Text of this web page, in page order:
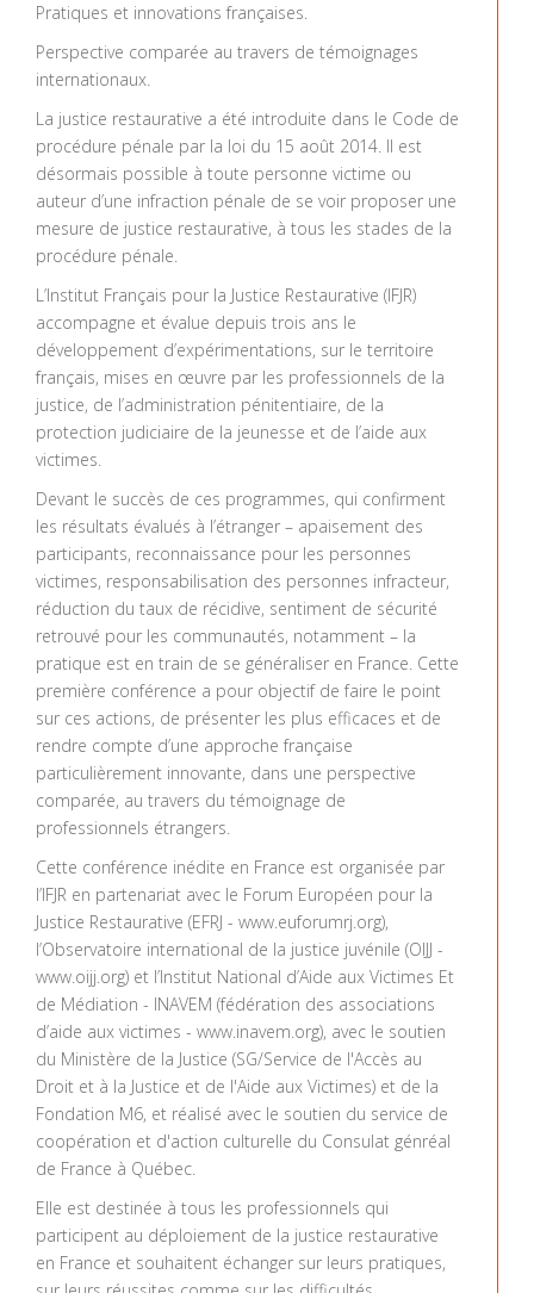
Pratiques et innovations françaises.
Perspective comparée au travers de témoignages
internationaux.
La justice restaurative a été introduite dans le Code de
procédure pénale par la loi du 15 août 2014. Il est
désormais possible à toute personne victime ou
auteur d’une infraction pénale de se voir proposer une
mesure de justice restaurative, à tous les stades de la
procédure pénale.
L’Institut Français pour la Justice Restaurative (IFJR)
accompagne et évalue depuis trois ans le
développement d’expérimentations, sur le territoire
français, mises en œuvre par les professionnels de la
justice, de l’administration pénitentiaire, de la
protection judiciaire de la jeunesse et de l’aide aux
victimes.
Devant le succès de ces programmes, qui confirment
les résultats évalués à l’étranger – apaisement des
participants, reconnaissance pour les personnes
victimes, responsabilisation des personnes infracteur,
réduction du taux de récidive, sentiment de sécurité
retrouvé pour les communautés, notamment – la
pratique est en train de se généraliser en France. Cette
première conférence a pour objectif de faire le point
sur ces actions, de présenter les plus efficaces et de
rendre compte d’une approche française
particulièrement innovante, dans une perspective
comparée, au travers du témoignage de
professionnels étrangers.
Cette conférence inédite en France est organisée par
l’IFJR en partenariat avec le Forum Européen pour la
Justice Restaurative (EFRJ - www.euforumrj.org),
l’Observatoire international de la justice juvénile (OIJJ -
www.oijj.org) et l’Institut National d’Aide aux Victimes Et
de Médiation - INAVEM (fédération des associations
d’aide aux victimes - www.inavem.org), avec le soutien
du Ministère de la Justice (SG/Service de l'Accès au
Droit et à la Justice et de l'Aide aux Victimes) et de la
Fondation M6, et réalisé avec le soutien du service de
coopération et d'action culturelle du Consulat génréal
de France à Québec.
Elle est destinée à tous les professionnels qui
participent au déploiement de la justice restaurative
en France et souhaitent échanger sur leurs pratiques,